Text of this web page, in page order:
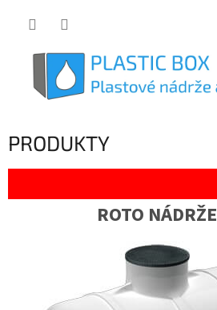
PRODUKTY
ROTO NÁDRŽE